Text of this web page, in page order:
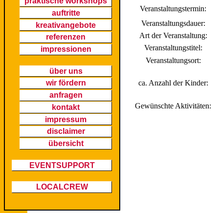
auftritte
kreativangebote
referenzen
impressionen
über uns
wir fördern
anfragen
kontakt
impressum
disclaimer
übersicht
EVENTSUPPORT
LOCALCREW
Veranstaltungstermin:
Veranstaltungsdauer:
Art der Veranstaltung:
Veranstaltungstitel:
Veranstaltungsort:
ca. Anzahl der Kinder:
Gewünschte Aktivitäten: